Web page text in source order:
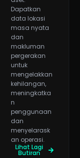
Dapatkan
data lokasi
masa nyata
dan
makluman
pergerakan
untuk
mengelakkan
kehilangan,
meningkatka
n
penggunaan
dan
menyelarask
an operasi.
Lihat Lagi
Butiran